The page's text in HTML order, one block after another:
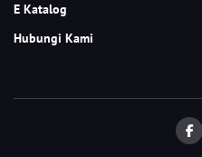
E Katalog
Hubungi Kami